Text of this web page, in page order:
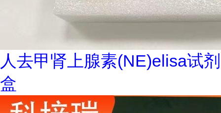
人去甲肾上腺素(NE)elisa试剂
盒